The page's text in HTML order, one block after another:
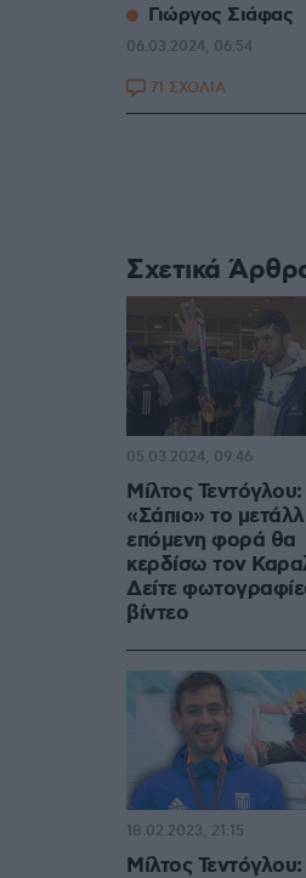
Γιώργος Σιάφας
06.03.2024, 06:54
71 ΣΧΟΛΙΑ
Σχετικά
Μίλτος Τεντόγλου:
«Σάπιο» το
επόμενη φορά θα
κερδίσω τον
Δείτε
βίντεο
05.03.2024, 09:46
Μίλτος
18.02.2023, 21:15